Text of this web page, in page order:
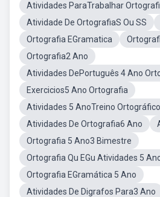
Atividades ParaTrabalhar
Atividade De OrtografiaS Ou SS
Ortografia EGramatica
Ortografia2 Ano
Atividades DePortuguês 4 Ano
Exercicios5 Ano Ortografia
Atividades 5 AnoTreino Ortográfico
Atividades De Ortografia6 Ano
Ortografia 5 Ano3 Bimestre
Ortografia Qu EGu Atividades 5
Ortografia EGramática 5 Ano
Atividades De Digrafos Para3 Ano